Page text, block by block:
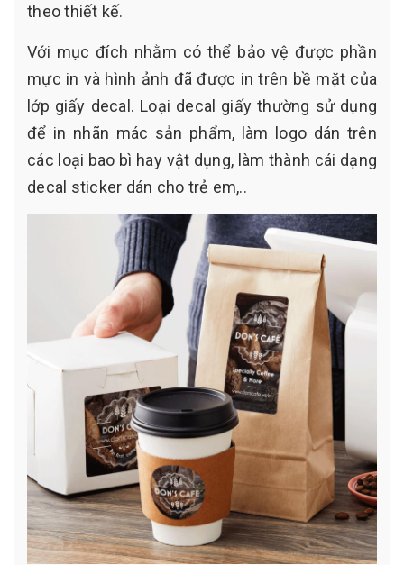
theo thiết kế.
Với mục đích nhằm có thể bảo vệ được phần
mực in và hình ảnh đã được in trên bề mặt của
lớp giấy decal. Loại decal giấy thường sử dụng
để in nhãn mác sản phẩm, làm logo dán trên
các loại bao bì hay vật dụng, làm thành cái dạng
decal sticker dán cho trẻ em,..